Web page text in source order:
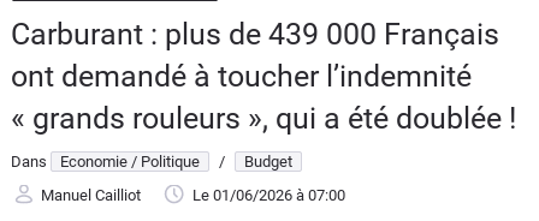
Essais
d'achat
Electriques
Carburant : plus de 439 000 Français
ont demandé à toucher l’indemnité
« grands rouleurs », qui a été doublée !
Dans Economie / Politique /
Budget
Manuel Cailliot
Le 01/06/2026 à 07:00